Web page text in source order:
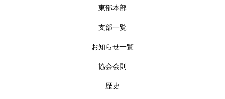
東部本部
支部一覧
お知らせ一覧
協会会則
歴史